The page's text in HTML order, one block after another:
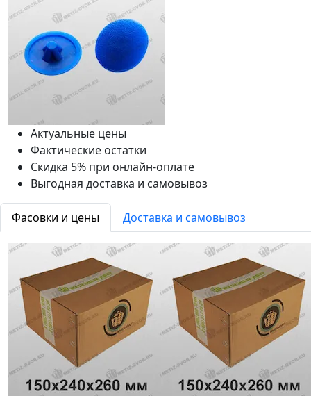
Актуальные цены
Фактические остатки
Скидка 5% при онлайн-оплате
Выгодная доставка и самовывоз
Фасовки и цены Доставка и самовывоз